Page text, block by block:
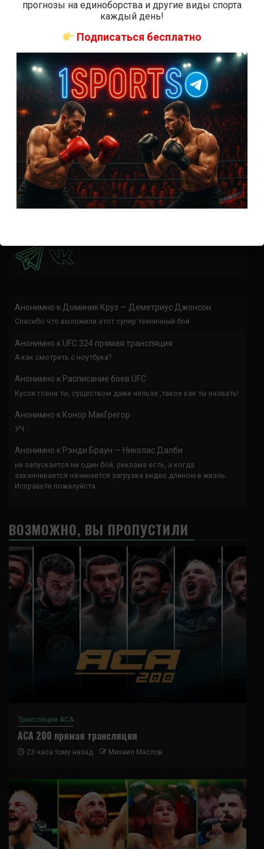
время начала
Прогноз на бой Кортес-Акоста — Льюис на UFC 324:
Наталья Сильва на UFC 324: статистика и рекорд
Роуз Намаюнас: статистика и рекорд к турниру UFC
324
Где смотреть бой Сильва — Намаюнас на UFC 324:
время начала
Прогноз на бой Сильва — Намаюнас на UFC 324:
коэффициенты
Арнольд Аллен на UFC 324: статистика и рекорд
Анонимно к Доминик Круз — Деметриус Джонсон
Спасибо что выложили этот супер техничный бой
Анонимно к UFC 324 прямая трансляция
А как смотреть с ноутбука?
Анонимно к Расписание боев UFC
Кусок говна ты, существом даже нельзя ,такое как ты назвать!
Анонимно к Конор МакГрегор
УЧ
Анонимно к Рэнди Браун — Николас Далби
не запускается ни один бой, реклама есть, а когда
заканчивается начинается загрузка видео длиною в жизнь.
Исправьте пожалуйста
ВОЗМОЖНО, ВЫ ПРОПУСТИЛИ
Трансляции ACA
ACA 200 прямая трансляция
23 часа тому назад Михаил Маслов
прогнозы на единоборства и другие виды спорта
каждый день!
Подписаться бесплатно